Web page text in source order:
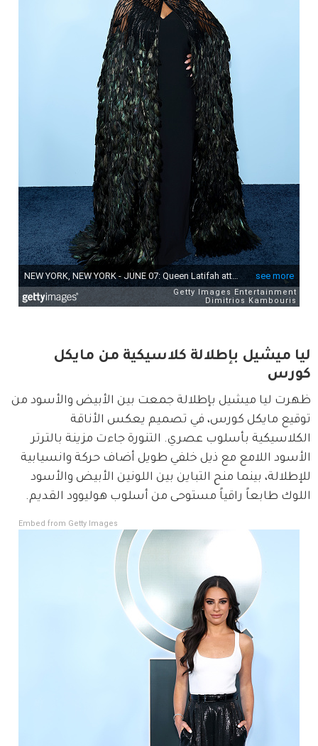
ليا ميشيل بإطلالة كلاسيكية من مايكل
كورس
ظهرت ليا ميشيل بإطلالة جمعت بين الأبيض والأسود من
توقيع مايكل كورس، في تصميم يعكس الأناقة
الكلاسيكية بأسلوب عصري. التنورة جاءت مزينة بالترتر
الأسود اللامع مع ذيل خلفي طويل أضاف حركة وانسيابية
للإطلالة، بينما منح التباين بين اللونين الأبيض والأسود
اللوك طابعاً راقياً مستوحى من أسلوب هوليوود القديم.
Embed from Getty Images